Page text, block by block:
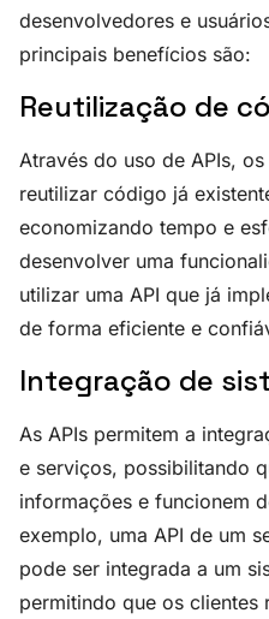
desenvolvedores e
principais benefícios são:
Reutilização de
Através do uso de APIs,
reutilizar código já
economizando tempo e
desenvolver uma
utilizar uma API que já
de forma eficiente e
Integração de
As APIs permitem a
e serviços, possibilitando
informações e funcionem
exemplo, uma API de um
pode ser integrada a um
permitindo que os clientes